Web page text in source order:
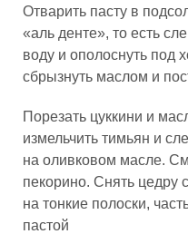
Отварить пасту в
«аль денте», то есть
воду и ополоснуть под
сбрызнуть маслом и
Порезать цуккини и
измельчить тимьян и
на оливковом масле.
пекорино. Снять цедру
на тонкие полоски,
пастой